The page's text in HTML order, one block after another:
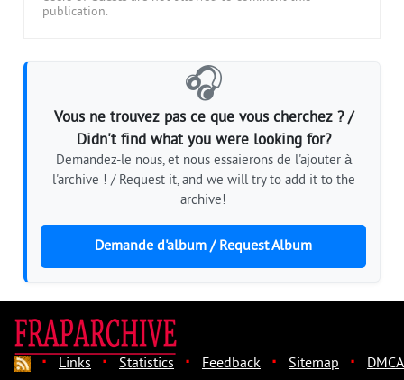
publication.
🎧
Vous ne trouvez pas ce que vous cherchez ? /
Didn't find what you were looking for?
Demandez-le nous, et nous essaierons de l'ajouter à
l'archive ! / Request it, and we will try to add it to the
archive!
Demande d'album / Request Album
· Links · Statistics · Feedback · Sitemap · DMCA